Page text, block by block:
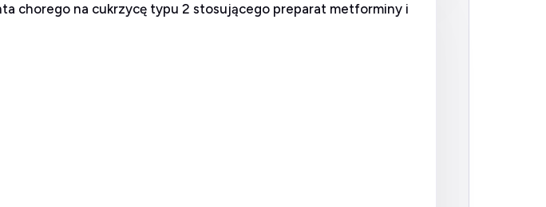
chorego na cukrzycę typu 2 stosującego preparat metforminy i